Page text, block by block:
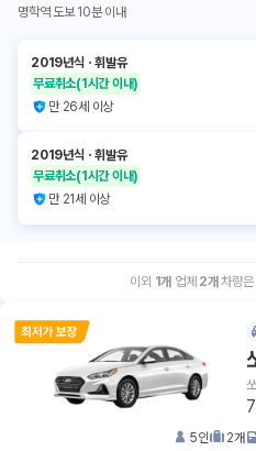
명학역 도보 10분 이내
2019년식 ㆍ휘발유
무료취소(1시간 이내)
만 26세 이상
2019년식 ㆍ휘발유
무료취소(1시간 이내)
만 21세 이상
이외 1개 업체 2개 차량은
5인 2개